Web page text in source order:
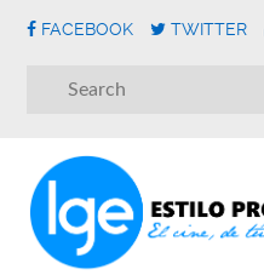
FACEBOOK TWITTER